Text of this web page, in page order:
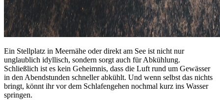
Ein Stellplatz in Meernähe oder direkt am See ist nicht nur
unglaublich idyllisch, sondern sorgt auch für Abkühlung.
Schließlich ist es kein Geheimnis, dass die Luft rund um Gewässer
in den Abendstunden schneller abkühlt. Und wenn selbst das nichts
bringt, könnt ihr vor dem Schlafengehen nochmal kurz ins Wasser
springen.